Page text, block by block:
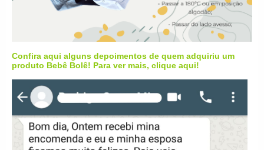
Confira aqui alguns depoimentos de quem adquiriu um
produto Bebê Bolê! Para ver mais, clique aqui!